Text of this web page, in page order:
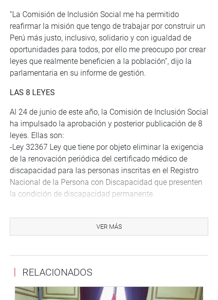
“La Comisión de Inclusión Social me ha permitido
reafirmar la misión que tengo de trabajar por construir un
Perú más justo, inclusivo, solidario y con igualdad de
oportunidades para todos, por ello me preocupo por crear
leyes que realmente beneficien a la población”, dijo la
parlamentaria en su informe de gestión.
LAS 8 LEYES
Al 24 de junio de este año, la Comisión de Inclusión Social
ha impulsado la aprobación y posterior publicación de 8
leyes. Ellas son:
-Ley 32367 Ley que tiene por objeto eliminar la exigencia
de la renovación periódica del certificado médico de
discapacidad para las personas inscritas en el Registro
Nacional de la Persona con Discapacidad que presenten
la condición de discapacidad permanente.
Presupuesto Institucional de los gobiernos regionales y
de los gobiernos locales para actividades y proyectos
-Ley 32298 Ley que modifica la Ley 30364, ley para
implementar la correcta recepción y trámite de denuncias
de personas con discapacidad auditiva o con
VER MÁS
RELACIONADOS